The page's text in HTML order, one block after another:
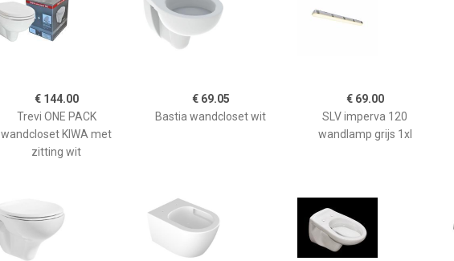
€ 144.00
Trevi ONE PACK
wandcloset KIWA met
zitting wit
€ 69.05
Bastia wandcloset wit
€ 69.00
SLV imperva 120
wandlamp grijs 1xl